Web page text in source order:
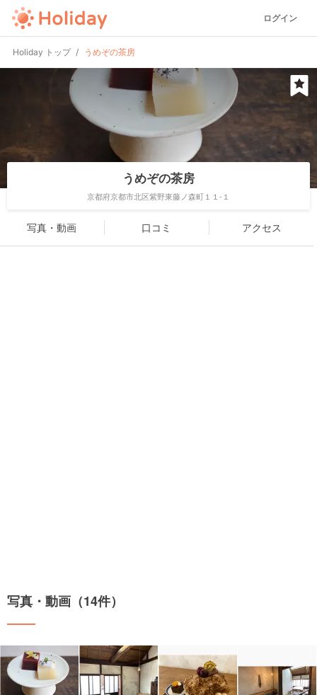
ログイン
Holiday トップ うめぞの茶房
うめぞの茶房
京都府京都市北区紫野東藤ノ森町１１-１
写真・動画 口コミ アクセス
写真・動画（14件）